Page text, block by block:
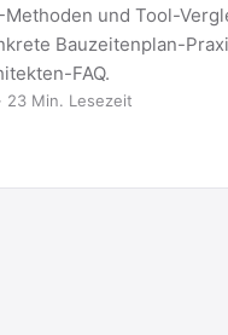
Sie
sich
Wie
Regeln